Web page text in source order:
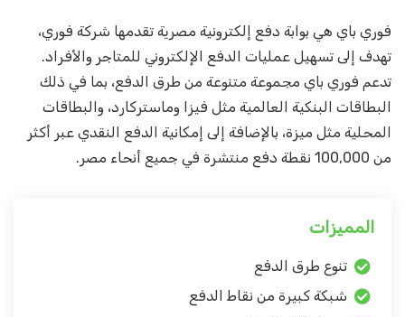
فوري باي هي بوابة دفع إلكترونية مصرية تقدمها شركة فوري،
تهدف إلى تسهيل عمليات الدفع الإلكتروني للمتاجر والأفراد.
تدعم فوري باي مجموعة متنوعة من طرق الدفع، بما في ذلك
البطاقات البنكية العالمية مثل فيزا وماستركارد، والبطاقات
المحلية مثل ميزة، بالإضافة إلى إمكانية الدفع النقدي عبر أكثر
من 100,000 نقطة دفع منتشرة في جميع أنحاء مصر.
المميزات
تنوع طرق الدفع
شبكة كبيرة من نقاط الدفع